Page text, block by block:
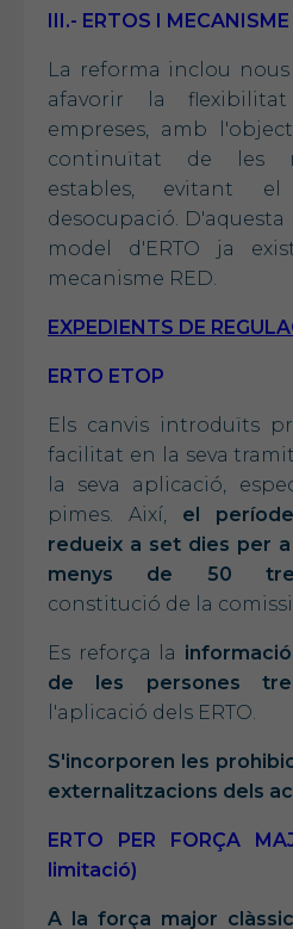
III.- ERTOS I MECANISME
La reforma inclou
afavorir la
empreses, amb
continuïtat de les
estables, evitant
desocupació. D'aquesta
model d'ERTO ja
mecanisme RED.
EXPEDIENTS DE
ERTO ETOP
Els canvis introduïts
facilitat en la seva
la seva aplicació,
pimes. Així, el
redueix a set dies per
menys de 50
constitució de la
Es reforça la
de les persones
l'aplicació dels ERTO.
S'incorporen les
externalitzacions dels
ERTO PER FORÇA
limitació)
A la força major